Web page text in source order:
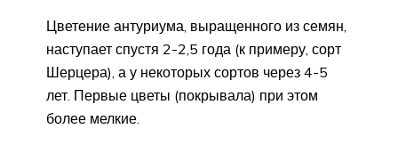
Цветение антуриума, выращенного из семян,
наступает спустя 2-2,5 года (к примеру, сорт
Шерцера), а у некоторых сортов через 4-5
лет. Первые цветы (покрывала) при этом
более мелкие.